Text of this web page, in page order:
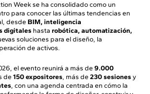
Week se ha consolidado como un
para conocer las últimas tendencias en
desde BIM, inteligencia
digitales hasta robótica, automatización,
soluciones para el diseño, la
de activos.
el evento reunirá a más de 9.000
de 150 expositores, más de 230 sesionesy
, con una agenda centrada en cómo la